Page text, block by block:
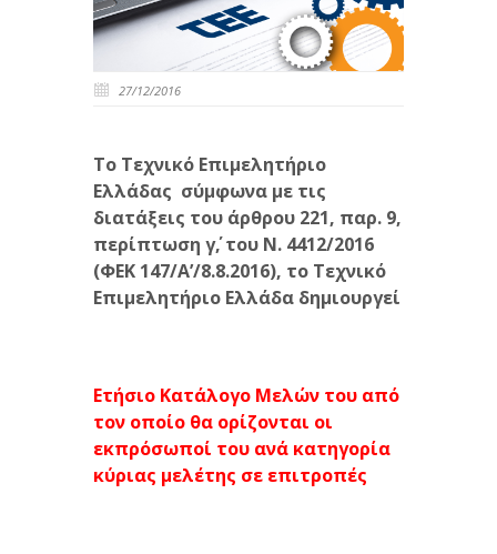
27/12/2016
Το Τεχνικό Επιμελητήριο
Ελλάδας σύμφωνα με τις
διατάξεις του άρθρου 221, παρ. 9,
περίπτωση γ΄, του Ν. 4412/2016
(ΦΕΚ 147/Α’/8.8.2016), το Τεχνικό
Επιμελητήριο Ελλάδα δημιουργεί
Ετήσιο Κατάλογο Μελών του από
τον οποίο θα ορίζονται οι
εκπρόσωποί του ανά κατηγορία
κύριας μελέτης σε επιτροπές